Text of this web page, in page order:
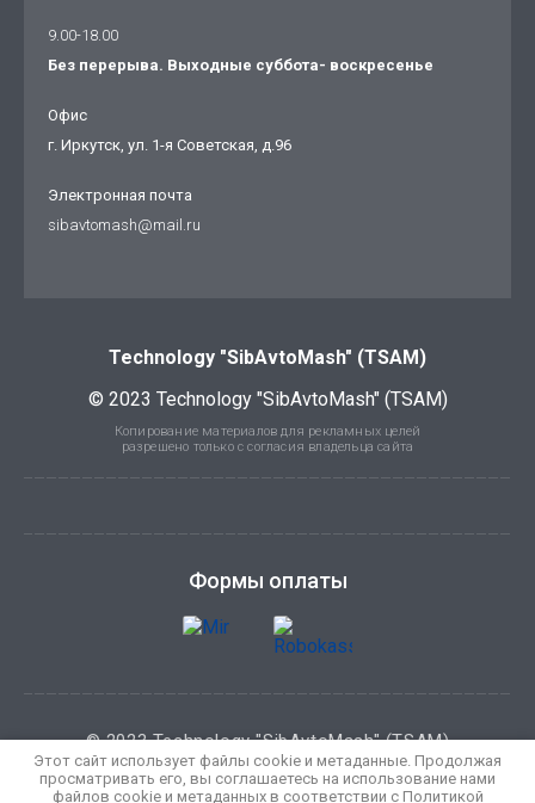
9.00-18.00
Без перерыва. Выходные суббота- воскресенье
Офис
г. Иркутск, ул. 1-я Советская, д.96
Электронная почта
sibavtomash@mail.ru
Technology "SibAvtoMash" (TSAM)
© 2023 Technology "SibAvtoMash" (TSAM)
Копирование материалов для рекламных целей
разрешено только с согласия владельца сайта
Формы оплаты
© 2023 Technology "SibAvtoMash" (TSAM)
Политика конфиденциальности
Этот сайт использует файлы cookie и метаданные. Продолжая
просматривать его, вы соглашаетесь на использование нами
файлов cookie и метаданных в соответствии с Политикой